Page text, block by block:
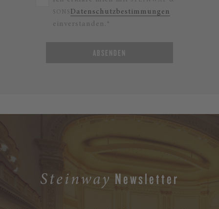
SONS Datenschutzbestimmungen
einverstanden.*
ABSENDEN
Steinway Newsletter